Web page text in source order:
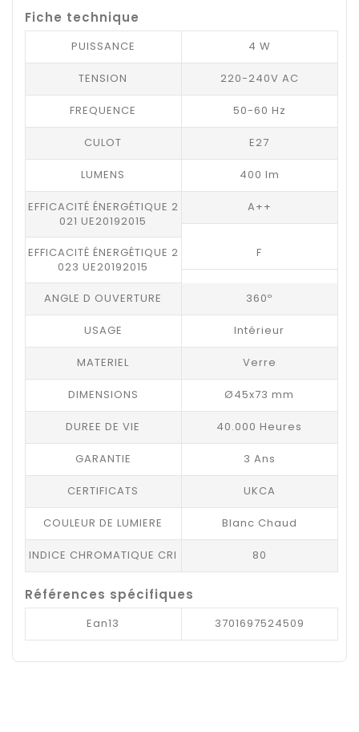
Fiche technique
PUISSANCE 4 W
TENSION 220-240V AC
FREQUENCE 50-60 Hz
CULOT E27
LUMENS 400 lm
EFFICACITÉ ÉNERGÉTIQUE 2
021 UE20192015
A++
EFFICACITÉ ÉNERGÉTIQUE 2
023 UE20192015
F
ANGLE D OUVERTURE 360º
USAGE Intérieur
MATERIEL Verre
DIMENSIONS Ø45x73 mm
DUREE DE VIE 40.000 Heures
GARANTIE 3 Ans
CERTIFICATS UKCA
COULEUR DE LUMIERE Blanc Chaud
INDICE CHROMATIQUE CRI 80
Références spécifiques
Ean13 3701697524509